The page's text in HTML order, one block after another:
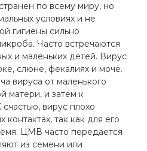
по всему миру, но
условиях и не
гигиены сильно
Часто встречаются
и маленьких детей. Вирус
слюне, фекалиях и моче.
вируса от маленького
матери, и затем к
вирус плохо
так как для его
ЦМВ часто передается
из семени или